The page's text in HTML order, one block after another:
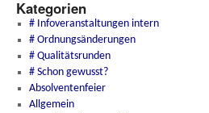
Kategorien
# Infoveranstaltungen intern
# Ordnungsänderungen
# Qualitätsrunden
# Schon gewusst?
Absolventenfeier
Allgemein